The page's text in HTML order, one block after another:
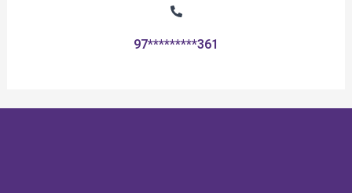
97*********361